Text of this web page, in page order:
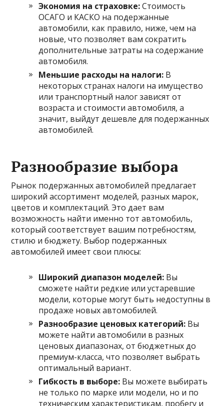
Экономия на страховке:Стоимость
ОСАГО и КАСКО на подержанные
автомобили, как правило, ниже, чем на
новые, что позволяет вам сократить
дополнительные затраты на содержание
автомобиля.
Меньшие расходы на налоги: В
некоторых странах налоги на имущество
или транспортный налог зависят от
возраста и стоимости автомобиля, а
значит, выйдут дешевле для подержанных
автомобилей.
Разнообразие выбора
Рынок подержанных автомобилей предлагает
широкий ассортимент моделей, разных марок,
цветов и комплектаций. Это дает вам
возможность найти именно тот автомобиль,
который соответствует вашим потребностям,
стилю и бюджету. Выбор подержанных
автомобилей имеет свои плюсы:
Широкий диапазон моделей: Вы
сможете найти редкие или устаревшие
модели, которые могут быть недоступны в
продаже новых автомобилей.
Разнообразие ценовых категорий: Вы
можете найти автомобили в разных
ценовых диапазонах, от бюджетных до
премиум-класса, что позволяет выбрать
оптимальный вариант.
Гибкость в выборе: Вы можете выбирать
не только по марке или модели, но и по
техническим характеристикам, пробегу и